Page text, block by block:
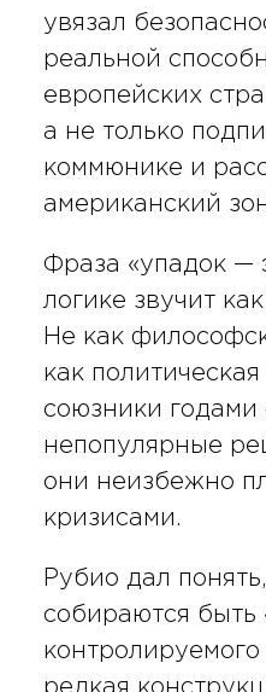
увязал
реальной
европейских
а не только
коммюнике и
американский
Фраза «упадок —
логике звучит
Не как
как
союзники годами
непопулярные
они неизбежно
кризисами.
Рубио дал
собираются
контролируемого